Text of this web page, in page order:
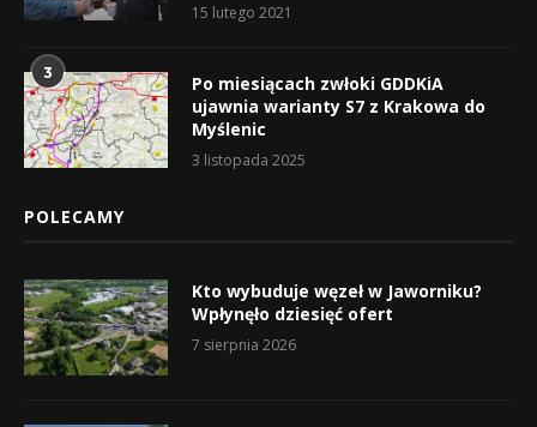
15 lutego 2021
3
Po miesiącach zwłoki GDDKiA
ujawnia warianty S7 z Krakowa do
Myślenic
3 listopada 2025
POLECAMY
Kto wybuduje węzeł w Jaworniku?
Wpłynęło dziesięć ofert
7 sierpnia 2026